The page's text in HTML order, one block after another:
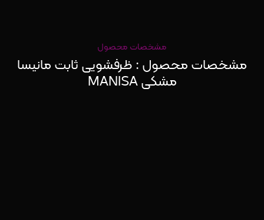
مشخصات محصول
مشخصات محصول : ظرفشویی ثابت مانیسا
مشکی MANISA